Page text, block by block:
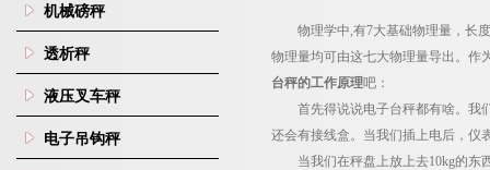
机械磅秤
透析秤
液压叉车秤
电子吊钩秤
物理学中,有7大基础物理量，长度
物理量均可由这七大物理量导出。作
台秤的工作原理吧：
首先得说说电子台秤都有啥。我
还会有接线盒。当我们插上电后，仪
当我们在秤盘上放上去10kg的东